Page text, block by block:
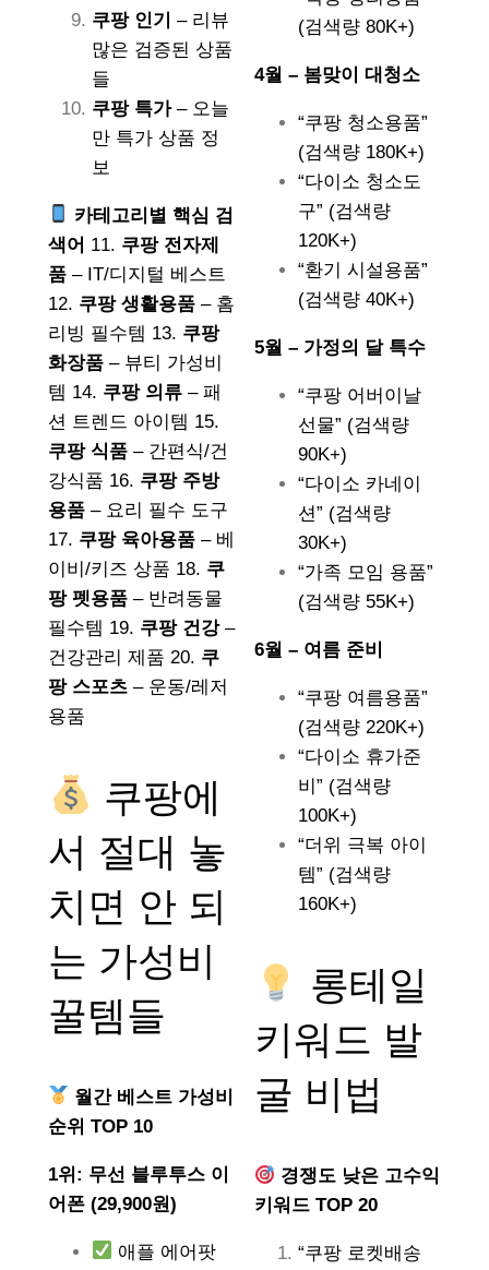
쿠팡 인기
– 리뷰
많은 검증된 상품
들
쿠팡 특가– 오늘
만 특가 상품 정
보
카테고리별 핵심 검
색어 11. 쿠팡 전자제
품 – IT/디지털 베스트
12. 쿠팡 생활용품 – 홈
리빙 필수템 13. 쿠팡
화장품 – 뷰티 가성비
템 14. 쿠팡 의류 – 패
션 트렌드 아이템 15.
쿠팡 식품 – 간편식/건
강식품 16. 쿠팡 주방
용품 – 요리 필수 도구
17. 쿠팡 육아용품 – 베
이비/키즈 상품 18. 쿠
팡 펫용품 – 반려동물
필수템 19. 쿠팡 건강–
건강관리 제품 20. 쿠
팡 스포츠 – 운동/레저
용품
쿠팡에
서 절대 놓
치면 안 되
는 가성비
꿀템들
월간 베스트 가성비
순위 TOP 10
1위: 무선 블루투스 이
어폰 (29,900원)
애플 에어팟
(검색량 80K+)
4월 – 봄맞이 대청소
“쿠팡 청소용품”
(검색량 180K+)
“다이소 청소도
구” (검색량
120K+)
“환기 시설용품”
(검색량 40K+)
5월 – 가정의 달 특수
“쿠팡 어버이날
선물” (검색량
90K+)
“다이소 카네이
션” (검색량
30K+)
“가족 모임 용품”
(검색량 55K+)
6월 – 여름 준비
“쿠팡 여름용품”
(검색량 220K+)
“다이소 휴가준
비” (검색량
100K+)
“더위 극복 아이
템” (검색량
160K+)
롱테일
키워드 발
굴 비법
경쟁도 낮은 고수익
키워드 TOP 20
“쿠팡 로켓배송